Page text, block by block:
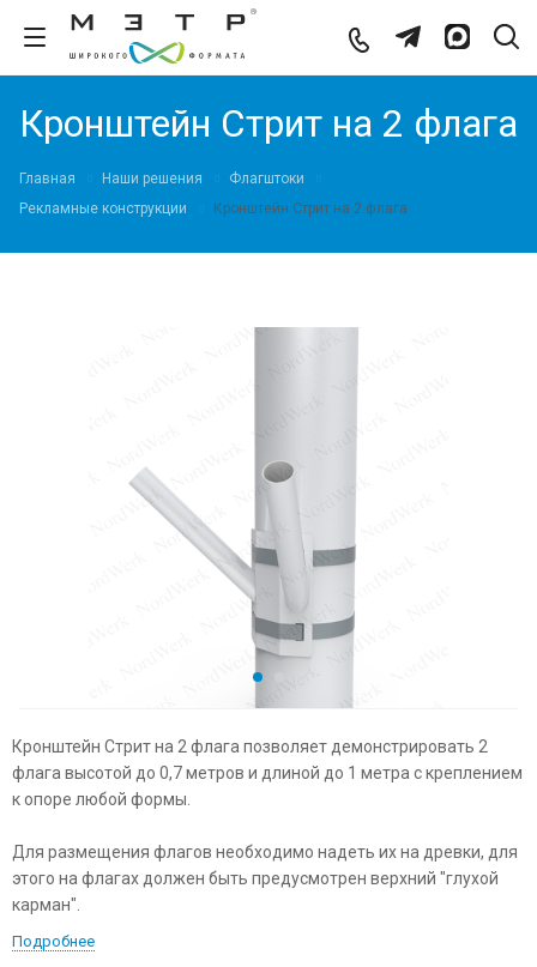
Кронштейн Стрит на 2 флага
Главная Наши решения
Флагштоки
Рекламные конструкции
Кронштейн Стрит на 2 флага
Кронштейн Стрит на 2 флага позволяет демонстрировать 2
флага высотой до 0,7 метров и длиной до 1 метра с креплением
к опоре любой формы.
Для размещения флагов необходимо надеть их на древки, для
этого на флагах должен быть предусмотрен верхний "глухой
карман".
Подробнее